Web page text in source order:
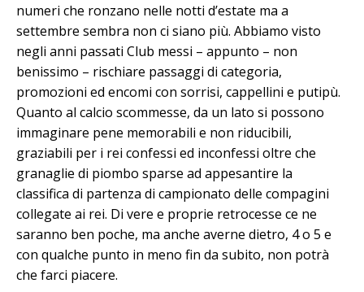
numeri che ronzano nelle notti d’estate ma a
settembre sembra non ci siano più. Abbiamo visto
negli anni passati Club messi – appunto – non
benissimo – rischiare passaggi di categoria,
promozioni ed encomi con sorrisi, cappellini e putipù.
Quanto al calcio scommesse, da un lato si possono
immaginare pene memorabili e non riducibili,
graziabili per i rei confessi ed inconfessi oltre che
granaglie di piombo sparse ad appesantire la
classifica di partenza di campionato delle compagini
collegate ai rei. Di vere e proprie retrocesse ce ne
saranno ben poche, ma anche averne dietro, 4 o 5 e
con qualche punto in meno fin da subito, non potrà
che farci piacere.